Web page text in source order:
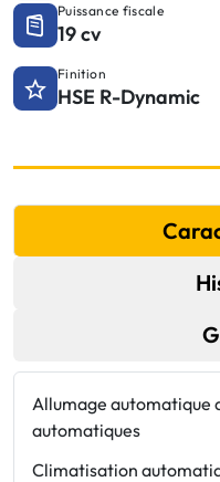
Puissance fiscale
19 cv
Finition
HSE R-Dynamic
Allumage automatique
automatiques
Climatisation